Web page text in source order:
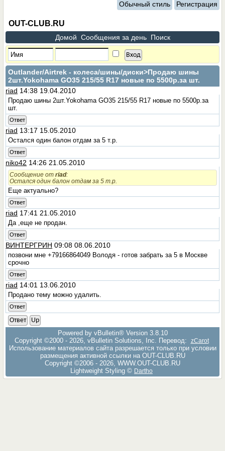
Обычный стиль Регистрация
OUT-CLUB.RU
Домой Сообщения за день Поиск
Outlander/Airtrek - колеса/шины/диски>Продаю шины
2шт.Yokohama GO35 215/55 R17 новые по 5500р.за шт.
riad 14:38 19.04.2010
Продаю шины 2шт.Yokohama GO35 215/55 R17 новые по 5500р.за
шт.
Ответ
riad 13:17 15.05.2010
Остался один балон отдам за 5 т.р.
Ответ
niko42 14:26 21.05.2010
Сообщение отriad:
Остался один балон отдам за 5 т.р.
Еще актуально?
Ответ
riad 17:41 21.05.2010
Да ,еще не продан.
Ответ
ВИНТЕРГРИН 09:08 08.06.2010
позвони мне +79166864049 Володя - готов забрать за 5 в Москве
срочно
Ответ
riad 14:01 13.06.2010
Продано тему можно удалить.
Ответ
Ответ
Up
Powered by vBulletin® Version 3.8.10
Copyright ©2000 - 2026, vBulletin Solutions, Inc. Перевод:
zCarot
Использование материалов сайта разрешается только при условии
размещения активной ссылки на OUT-CLUB.RU
Copyright ©2006 - 2026, WWW.OUT-CLUB.RU
Lightweight Styling © Dartho